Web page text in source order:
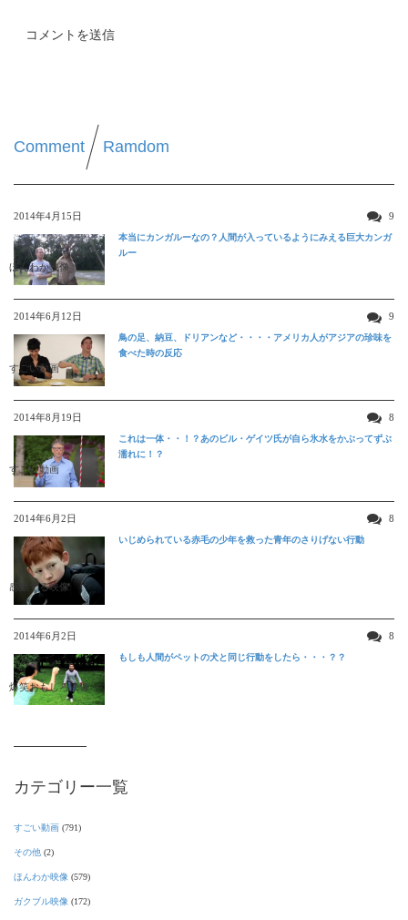
Comment Ramdom
2014年4月15日 9
ほんわか映像
本当にカンガルーなの？人間が入っているようにみえる巨大カンガ
ルー
2014年6月12日 9
すごい動画
鳥の足、納豆、ドリアンなど・・・・アメリカ人がアジアの珍味を
食べた時の反応
2014年8月19日 8
すごい動画
これは一体・・！？あのビル・ゲイツ氏が自ら氷水をかぶってずぶ
濡れに！？
2014年6月2日 8
感動する映像
いじめられている赤毛の少年を救った青年のさりげない行動
2014年6月2日 8
爆笑おもしろ映像
もしも人間がペットの犬と同じ行動をしたら・・・？？
カテゴリー一覧
すごい動画 (791)
その他 (2)
ほんわか映像 (579)
ガクブル映像 (172)